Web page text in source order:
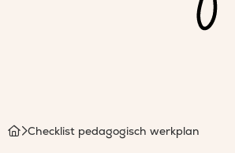
Homepage
Checklist pedagogisch werkplan